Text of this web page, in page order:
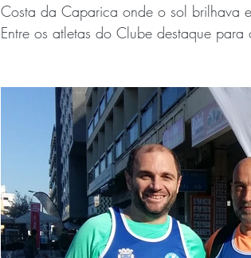
Costa da Caparica onde o sol brilhava
Entre os atletas do Clube destaque